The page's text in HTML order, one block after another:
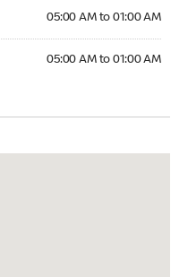
05:00 AM to 01:00 AM
05:00 AM to 01:00 AM